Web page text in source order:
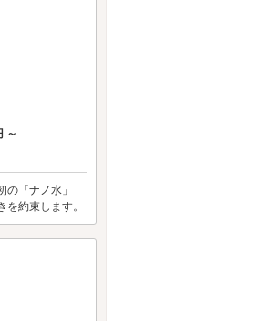
～
「ナノ水」
約束します。